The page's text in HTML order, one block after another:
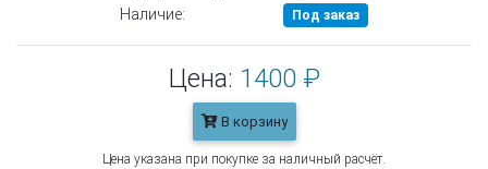
Наличие:
Под заказ
Цена: 1400 ₽
В корзину
Цена указана при покупке за наличный расчёт.